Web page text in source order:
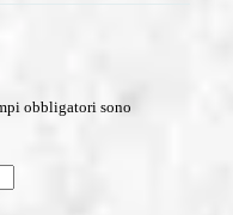
obbligatori sono